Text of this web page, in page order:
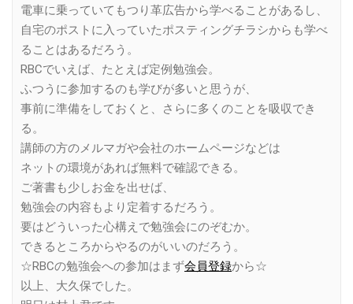
電車に乗っていてもつり革広告から学べることがあるし、
自宅のポストに入っていたポスティングチラシからも学べ
ることはあるだろう。
RBCでいえば、たとえば定例勉強会。
ふつうに参加するのも学びが多いと思うが、
事前に準備をしておくと、さらに多くのことを吸収でき
る。
講師の方のメルマガや会社のホームページなどは
ネットの環境があれば無料で確認できる。
ご著書も少しお金を出せば、
勉強会の内容もより定着するだろう。
要はどういった心構えで勉強会にのぞむか。
できるところからやるのがいいのだろう。
☆RBCの勉強会への参加はまず会員登録から☆
以上、大久保でした。